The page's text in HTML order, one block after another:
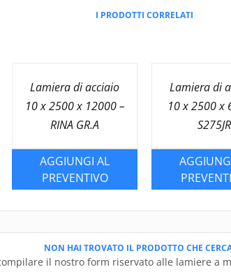
I PRODOTTI CORRELATI
Lamiera di acciaio
10 x 2500 x 12000 –
RINA GR.A
AGGIUNGI AL
PREVENTIVO
Lamiera di
10 x 2500 x
S275JR
NON HAI TROVATO IL PRODOTTO CHE
il nostro form riservato alle lamiere a